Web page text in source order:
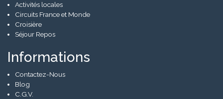
Activités locales
Circuits France et Monde
Croisière
Séjour Repos
Informations
Contactez-Nous
Blog
C.G.V.